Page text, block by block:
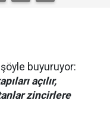
buyuruyor:
açılır,
zincirlere